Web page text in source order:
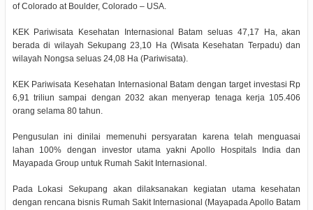
of Colorado at Boulder, Colorado – USA.
KEK Pariwisata Kesehatan Internasional Batam seluas 47,17 Ha, akan
berada di wilayah Sekupang 23,10 Ha (Wisata Kesehatan Terpadu) dan
wilayah Nongsa seluas 24,08 Ha (Pariwisata).
KEK Pariwisata Kesehatan Internasional Batam dengan target investasi Rp
6,91 triliun sampai dengan 2032 akan menyerap tenaga kerja 105.406
orang selama 80 tahun.
Pengusulan ini dinilai memenuhi persyaratan karena telah menguasai
lahan 100% dengan investor utama yakni Apollo Hospitals India dan
Mayapada Group untuk Rumah Sakit Internasional.
Pada Lokasi Sekupang akan dilaksanakan kegiatan utama kesehatan
dengan rencana bisnis Rumah Sakit Internasional (Mayapada Apollo Batam